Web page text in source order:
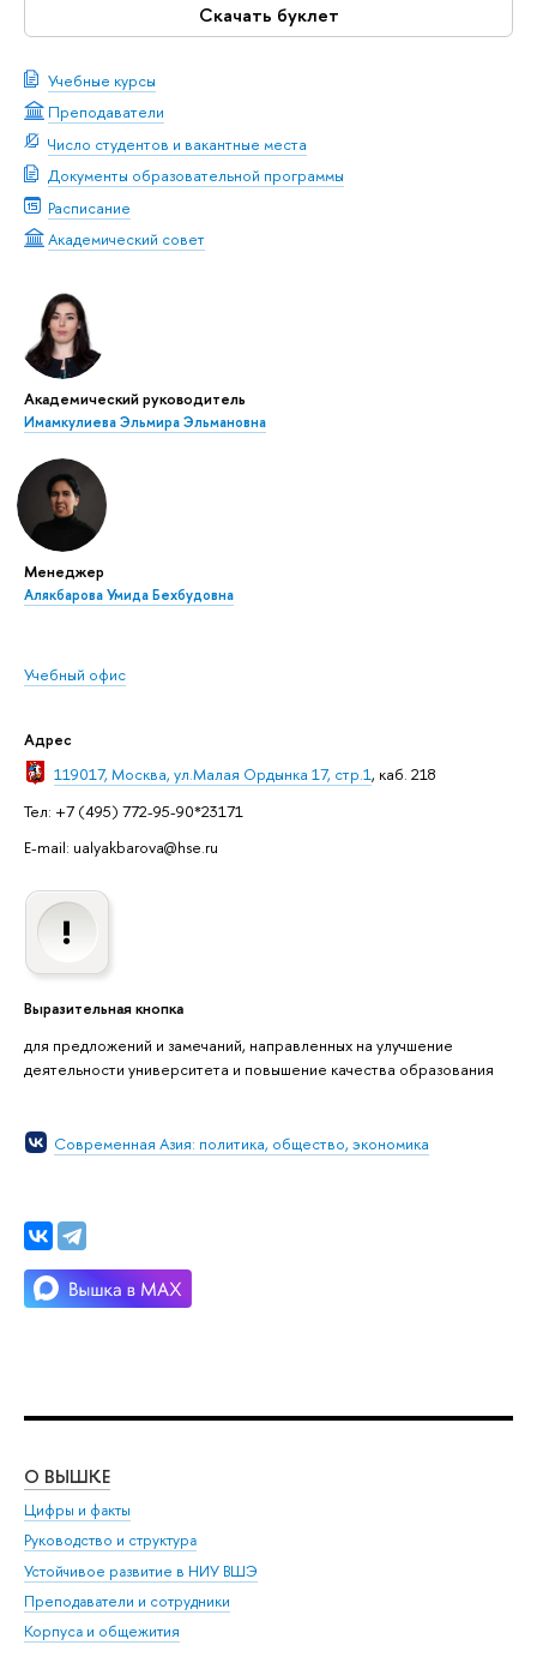
Скачать буклет
Учебные курсы
Преподаватели
Число студентов и вакантные места
Документы образовательной программы
Расписание
Академический совет
Академический руководитель
Имамкулиева Эльмира Эльмановна
Менеджер
Алякбарова Умида Бехбудовна
Учебный офис
Адрес
119017, Москва, ул.Малая Ордынка 17, стр.1, каб. 218
Тел: +7 (495) 772-95-90*23171
E-mail: ualyakbarova@hse.ru
Выразительная кнопка
для предложений и замечаний, направленных на улучшение
деятельности университета и повышение качества образования
Современная Азия: политика, общество, экономика
О ВЫШКЕ
Цифры и факты
Руководство и структура
Устойчивое развитие в НИУ ВШЭ
Преподаватели и сотрудники
Корпуса и общежития